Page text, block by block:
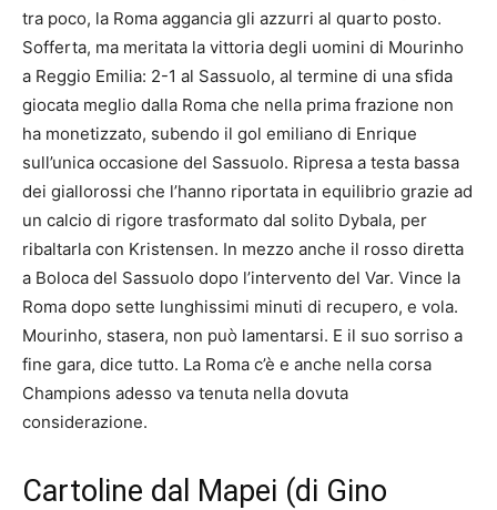
tra poco, la Roma aggancia gli azzurri al quarto posto.
Sofferta, ma meritata la vittoria degli uomini di Mourinho
a Reggio Emilia: 2-1 al Sassuolo, al termine di una sfida
giocata meglio dalla Roma che nella prima frazione non
ha monetizzato, subendo il gol emiliano di Enrique
sull’unica occasione del Sassuolo. Ripresa a testa bassa
dei giallorossi che l’hanno riportata in equilibrio grazie ad
un calcio di rigore trasformato dal solito Dybala, per
ribaltarla con Kristensen. In mezzo anche il rosso diretta
a Boloca del Sassuolo dopo l’intervento del Var. Vince la
Roma dopo sette lunghissimi minuti di recupero, e vola.
Mourinho, stasera, non può lamentarsi. E il suo sorriso a
fine gara, dice tutto. La Roma c’è e anche nella corsa
Champions adesso va tenuta nella dovuta
considerazione.
Cartoline dal Mapei (di Gino